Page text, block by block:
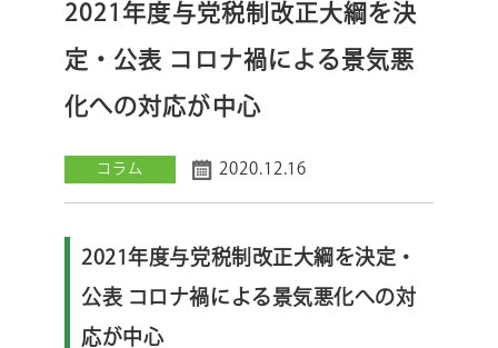
2021年度与党税制改正大綱を決
定・公表 コロナ禍による景気悪
化への対応が中心
コラム 2020.12.16
2021年度与党税制改正大綱を決定・
公表 コロナ禍による景気悪化への対
応が中心